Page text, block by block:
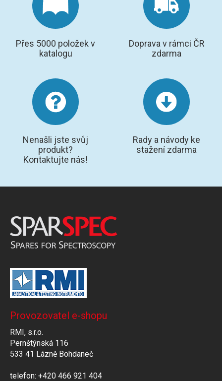
Přes 5000 položek v
katalogu
Doprava v rámci ČR
zdarma
Nenašli jste svůj
produkt?
Kontaktujte nás!
Rady a návody ke
stažení zdarma
Provozovatel e-shopu
RMI, s.r.o.
Pernštýnská 116
533 41 Lázně Bohdaneč
telefon: +420 466 921 404